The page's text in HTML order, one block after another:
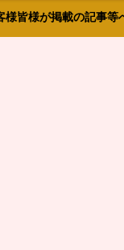
様皆様が掲載の記事等